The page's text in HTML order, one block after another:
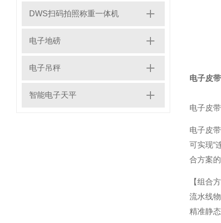
DWS扫码拍照称重一体机
电子地磅
电子吊秤
智能电子天平
电子皮
电子皮
电子皮
可实现“
合方案
【组合
流水线
精准静